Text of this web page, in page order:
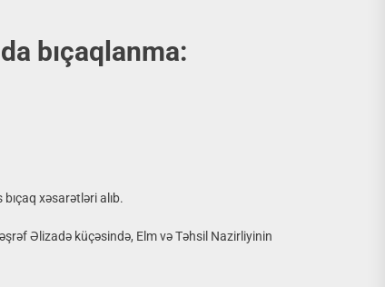
bıçaqlanma:
xəsarətləri alıb.
Əlizadə küçəsində, Elm və Təhsil Nazirliyinin